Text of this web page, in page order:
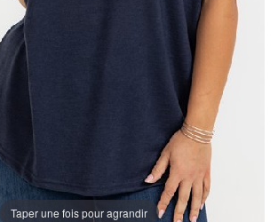
Taper une fois pour agrandir